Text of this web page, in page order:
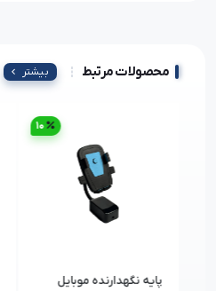
محصولات مرتبط بیشتر
پایه نگهدارنده موبایل
10